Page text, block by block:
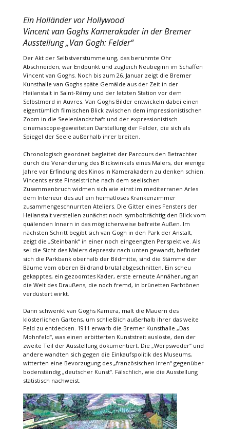
Ein Holländer vor Hollywood
Vincent van Goghs Kamerakader in der Bremer
Ausstellung „Van Gogh: Felder“
Der Akt der Selbstverstümmelung, das berühmte Ohr
Abschneiden, war Endpunkt und zugleich Neubeginn im Schaffen
Vincent van Goghs. Noch bis zum 26. Januar zeigt die Bremer
Kunsthalle van Goghs späte Gemälde aus der Zeit in der
Heilanstalt in Saint-Rémy und der letzten Station vor dem
Selbstmord in Auvres. Van Goghs Bilder entwickeln dabei einen
eigentümlich filmischen Blick zwischen dem impressionistischen
Zoom in die Seelenlandschaft und der expressionistisch
cinemascope-geweiteten Darstellung der Felder, die sich als
Spiegel der Seele außerhalb ihrer breiten.
Chronologisch geordnet begleitet der Parcours den Betrachter
durch die Veränderung des Blickwinkels eines Malers, der wenige
Jahre vor Erfindung des Kinos in Kamerakadern zu denken schien.
Vincents erste Pinselstriche nach dem seelischen
Zusammenbruch widmen sich wie einst im mediterranen Arles
dem Interieur des auf ein heimatloses Krankenzimmer
zusammengeschnurrten Ateliers. Die Gitter eines Fensters der
Heilanstalt verstellen zunächst noch symbolträchtig den Blick vom
quälenden Innern in das möglicherweise befreite Außen. Im
nächsten Schritt begibt sich van Gogh in den Park der Anstalt,
zeigt die „Steinbank“ in einer noch eingeengten Perspektive. Als
sei die Sicht des Malers depressiv nach unten gewandt, befindet
sich die Parkbank oberhalb der Bildmitte, sind die Stämme der
Bäume vom oberen Bildrand brutal abgeschnitten. Ein scheu
gekapptes, ein gezoomtes Kader, erste erneute Annäherung an
die Welt des Draußens, die noch fremd, in brünetten Farbtönen
verdüstert wirkt.
Dann schwenkt van Goghs Kamera, malt die Mauern des
klösterlichen Gartens, um schließlich außerhalb ihrer das weite
Feld zu entdecken. 1911 erwarb die Bremer Kunsthalle „Das
Mohnfeld“, was einen erbitterten Kunststreit auslöste, den der
zweite Teil der Ausstellung dokumentiert. Die „Worpsweder“ und
andere wandten sich gegen die Einkaufspolitik des Museums,
witterten eine Bevorzugung des „französischen Irren“ gegenüber
bodenständig „deutscher Kunst“. Fälschlich, wie die Ausstellung
statistisch nachweist.